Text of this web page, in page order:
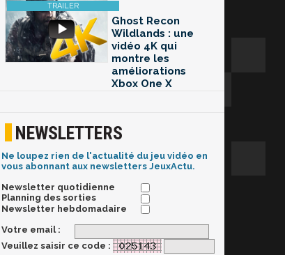
Ghost Recon
Wildlands : une
vidéo 4K qui
montre les
améliorations
Xbox One X
NEWSLETTERS
Ne loupez rien de l'actualité du jeu vidéo en
vous abonnant aux newsletters JeuxActu.
Newsletter quotidienne
Planning des sorties
Newsletter hebdomadaire
Votre email :
Veuillez saisir ce code :